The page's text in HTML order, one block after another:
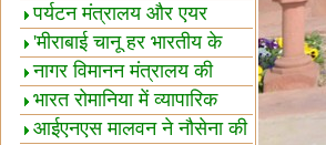
उत्कृष्टता पुरस्कार
पर्यटन मंत्रालय और एयर
इंडिया में समझौता
'मीराबाई चानू हर भारतीय के
लिए प्रेरणा'
नागर विमानन मंत्रालय की
यात्रियों को सलाह
भारत रोमानिया में व्यापारिक
साझेदारियां
आईएनएस मालवन ने नौसेना की